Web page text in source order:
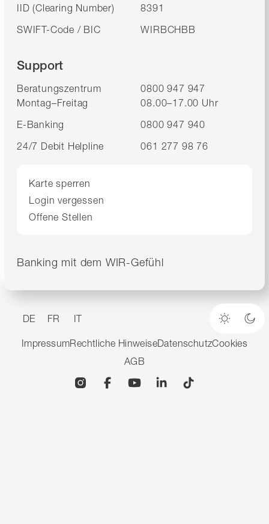
IID (Clearing Number)
8391
SWIFT-Code / BIC
WIRBCHBB
Support
Beratungszentrum
0800 947 947
Montag–Freitag
08.00–17.00 Uhr
E-Banking
0800 947 940
24/7 Debit Helpline
061 277 98 76
Karte sperren
Login vergessen
Offene Stellen
Banking mit dem WIR-Gefühl
DE FR IT
Heller
ImpressumRechtliche HinweiseDatenschutzCookies
AGB
InstagramFacebookYouTubeLinkedin